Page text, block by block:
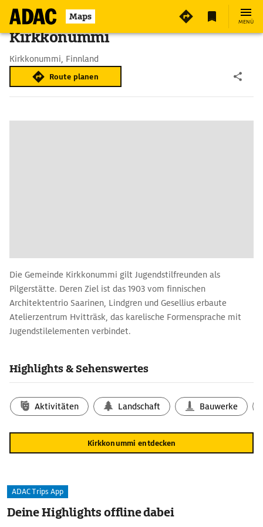
Maps MENÜ
Kirkkonummi
Kirkkonummi, Finnland
Route planen
Die Gemeinde Kirkkonummi gilt Jugendstilfreunden als
Pilgerstätte. Deren Ziel ist das 1903 vom finnischen
Architektentrio Saarinen, Lindgren und Gesellius erbaute
Atelierzentrum Hvitträsk, das karelische Formensprache mit
Jugendstilelementen verbindet.
Highlights & Sehenswertes
Aktivitäten Landschaft Bauwerke
Kirkkonummi entdecken
ADAC Trips App
Deine Highlights offline dabei